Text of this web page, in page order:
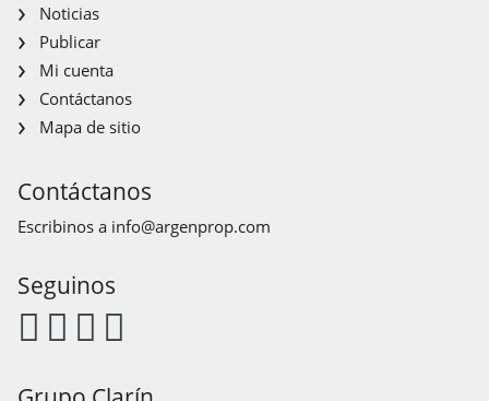
Noticias
Publicar
Mi cuenta
Contáctanos
Mapa de sitio
Contáctanos
Escribinos a info@argenprop.com
Seguinos